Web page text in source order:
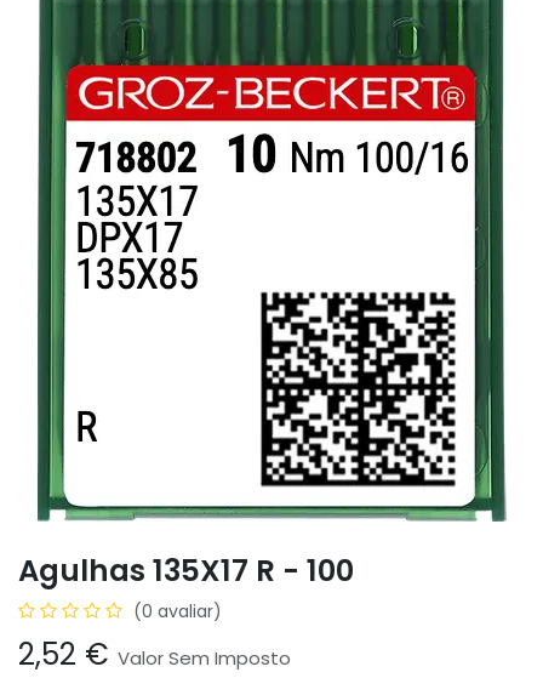
Agulhas 135X17 R - 100
(0 avaliar)
2,52 € Valor Sem Imposto